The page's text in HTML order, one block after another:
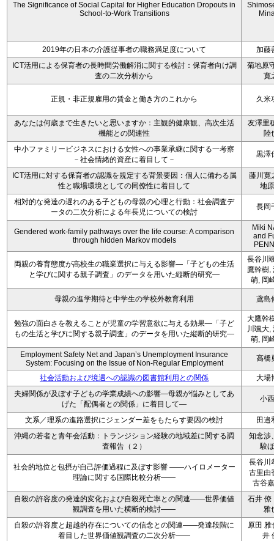
The Significance of Social Capital for Higher Education Dropouts in
School-to-Work Transitions
2019年の日本の介護従事者の職務満足度について
加藤
ICT活用による保育者の長時間労働解消に関する検討：保育者向け調
査の二次分析から
菊地原
寛
正規・非正規雇用の賃金と働き方のこれから 久米
あなたは何歳まで生きたいと思いますか：主観的健康観、高次生活
機能との関連性
友澤里
陸
中小ファミリービジネスにおける女性への事業承継に関する一考察
－社会情緒的資産に着目して－
黒澤
ICT活用に対する保育者の認識を規定する背景要因：個人に備わる属
性と職場環境としての同僚性に着目して
藤川寛
地
相対的な発達の遅れのある子どもの母親の心理と行動：社会調査デ
ータの二次分析による年長児についての検討
長岡
Gendered work-family pathways over the life course: A comparison
through hidden Markov models
Miki
and
両親の養育態度が高校生の職業選択に与える影響―「子どもの生活
と学びに関する親子調査」のデータを用いた縦断的研究―
長谷川
鷹幹樹,
萌, 岡
母親の進学期待と中学生の学校外教育利用 鳶島
勉強の面白さを教えることが児童の学習意欲に与える効果―「子ど
もの生活と学びに関する親子調査」のデータを用いた縦断的研究―
大鷹幹
川颯大,
萌, 岡
Employment Safety Net and Japan’s Unemployment Insurance
System: Focusing on the Issue of Non-Regular Employment
高橋
社会活動および境遇への認識の図書館利用との関係
大場
夫婦関係が及ぼす子どもの学業成績への影響―母親が悩みとしてあ
げた「配偶者との関係」に着目して―
小
文系／理系の進路選択にジェンダー差をもたらす要因の検討
田邉
沖縄の若者と青年会活動：トランジション経験の地域差に関する調
査報告（２）
知念渉
駿
社会的地位と包摂が自己評価過程に及ぼす影響 ――ハイロメーター
理論に関する国際比較分析――
長谷川
古里由
古谷
自殺の許容度の発達的変化および自殺死亡率との関連――世界価値
観調査を用いた横断的検討――
石井 僚
雅
自殺の許容度と超越的存在についての信念との関連――発達段階に
着目した世界価値観調査の二次分析――
原田 雅
井